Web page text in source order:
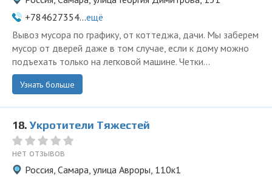
+784627354...ещё
Вывоз мусора по графику, от коттеджа, дачи. Мы заберем
мусор от дверей даже в том случае, если к дому можно
подъехать только на легковой машине. Четки...
Узнать больше
18.Укротители Тяжестей
нет отзывов
Россия, Самара, улица Авроры, 110к1